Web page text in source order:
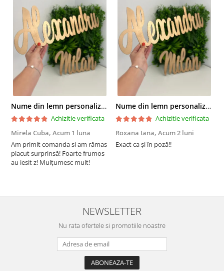
Nume din lemn personalizate pentru panouri foto și baloane - Pret 1 NUME
Achizitie verificata
Mirela Cuba, Acum 1 luna
Am primit comanda si am rămas
placut surprinsă! Foarte frumos
au iesit z! Mulțumesc mult!
Nume din lemn personalizate pentru panouri foto și baloane - Pret 1 NUME
Achizitie verificata
Roxana Iana, Acum 2 luni
Exact ca și în poză!!
NEWSLETTER
Nu rata ofertele si promotiile noastre